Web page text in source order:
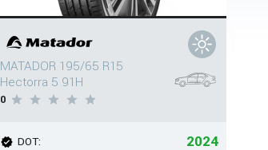
MATADOR 195/65 R15
Hectorra 5 91H
0
DOT: 2024